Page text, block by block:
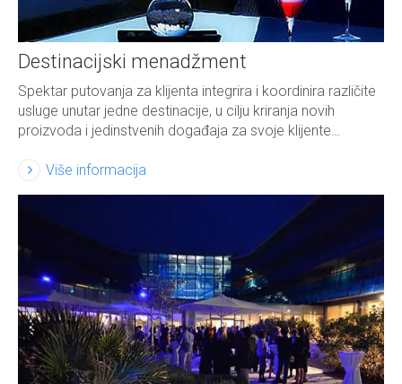
Destinacijski menadžment
Spektar putovanja za klijenta integrira i koordinira različite
usluge unutar jedne destinacije, u cilju kriranja novih
proizvoda i jedinstvenih događaja za svoje klijente…
Više informacija